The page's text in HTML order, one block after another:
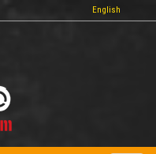
English